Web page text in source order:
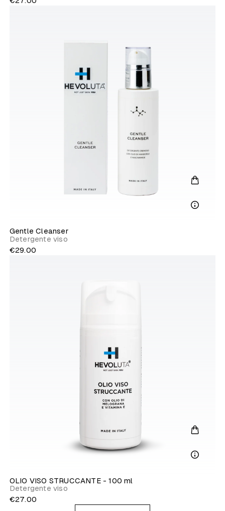
Gentle Cleanser
Detergente viso
€29.00
OLIO VISO STRUCCANTE - 100 ml
Detergente viso
€27.00